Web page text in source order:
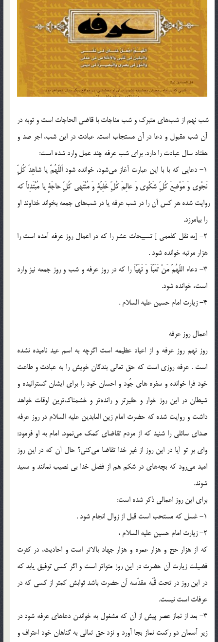
شب نهم از شب‎های متبرك و شب مناجات با قاضى الحاجات است و توبه در
آن شب مقبول و دعا در آن مستجاب است. عبادت در این شب، اجر صد و
هفتاد سال عبادت را دارد. براى شب عرفه چند عمل وارد شده است:
1- دعایی که با با این عبارت آغاز می‎شود، خوانده شود اَللّهُمَّ یا شاهِدَ كُلِّ
نَجْوى وَ مَوْضِعَ كُلِّ شَكْوى وَ عالِمَ كُلِّ خَفِیَّةٍ وَ مُنْتَهى كُلِّ حاجَةٍ یا مُبْتَدِئاً كه
روایت شده هر كس آن را در شب عرفه یا در شب‎هاى جمعه بخواند خداوند او
را بیامرزد.
2- [به نقل كفعمى ] تسبیحات عشر را كه در اعمال روز عرفه آمده است را
هزار مرتبه خوانده شود .
3- دعاء اللّهُمَّ مَنْ تَعَبَّاَ وَ تَهَیَّاَ را كه در روز عرفه و شب و روز جمعه نیز وارد
است، خوانده شود.
4- زیارت امام حسین علیه السلام .
اعمال روز عرفه
روز نهم روز عرفه و از اعیاد عظیمه است اگرچه به اسم عید نامیده نشده
است . عرفه روزى است كه حق تعالى بندگان خویش را به عبادت و طاعت
خود فرا خوانده و سفره های جُود و احسان خود را براى ایشان گسترانیده و
شیطان در این روز خوار و حقیرتر و رانده‎تر و خشمناك‎ترین اوقات خواهد
داشت و روایت شده كه حضرت امام زین العابدین علیه السلام در روز عرفه
صدای سائلی را شنید كه از مردم تقاضای کمک مى‎نمود. امام به او فرمود:
واى بر تو آیا در این روز از غیر خدا تقاضا مى‎كنى؟ حال آن كه در این روز
امید مى‎رود که بچه‎هاى در شكم هم از فضل خدا بی نصیب نمانند و سعید
شوند.
براى این روز اعمالی ذکر شده است:
1- غسل که مستحب است قبل از زوال انجام شود .
2- زیارت امام حسین علیه السلام ،
كه از هزار حج و هزار عمره و هزار جهاد بالاتر است و احادیث، در كثرت
فضیلت زیارت آن حضرت در این روز متواتر است و اگر كسى توفیق یابد كه
در این روز در تحت قُبّه مقدّسه آن حضرت باشد ثوابش كمتر از كسى كه در
عرفات است نیست.
3- بعد از نماز عصر پیش از آن كه مشغول به خواندن دعاهاى عرفه شود در
زیر آسمان دو ركعت نماز بجا آورد و نزد حق تعالى به گناهان خود اعتراف و